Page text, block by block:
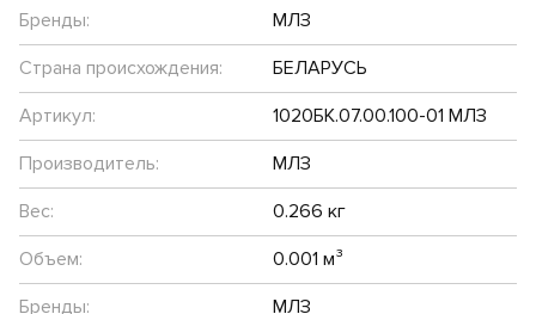
Бренды:
МЛЗ
Страна происхождения:
БЕЛАРУСЬ
Артикул:
1020БК.07.00.100-01 МЛЗ
Производитель:
МЛЗ
Вес:
0.266 кг
Объем:
0.001 м³
Бренды:
МЛЗ